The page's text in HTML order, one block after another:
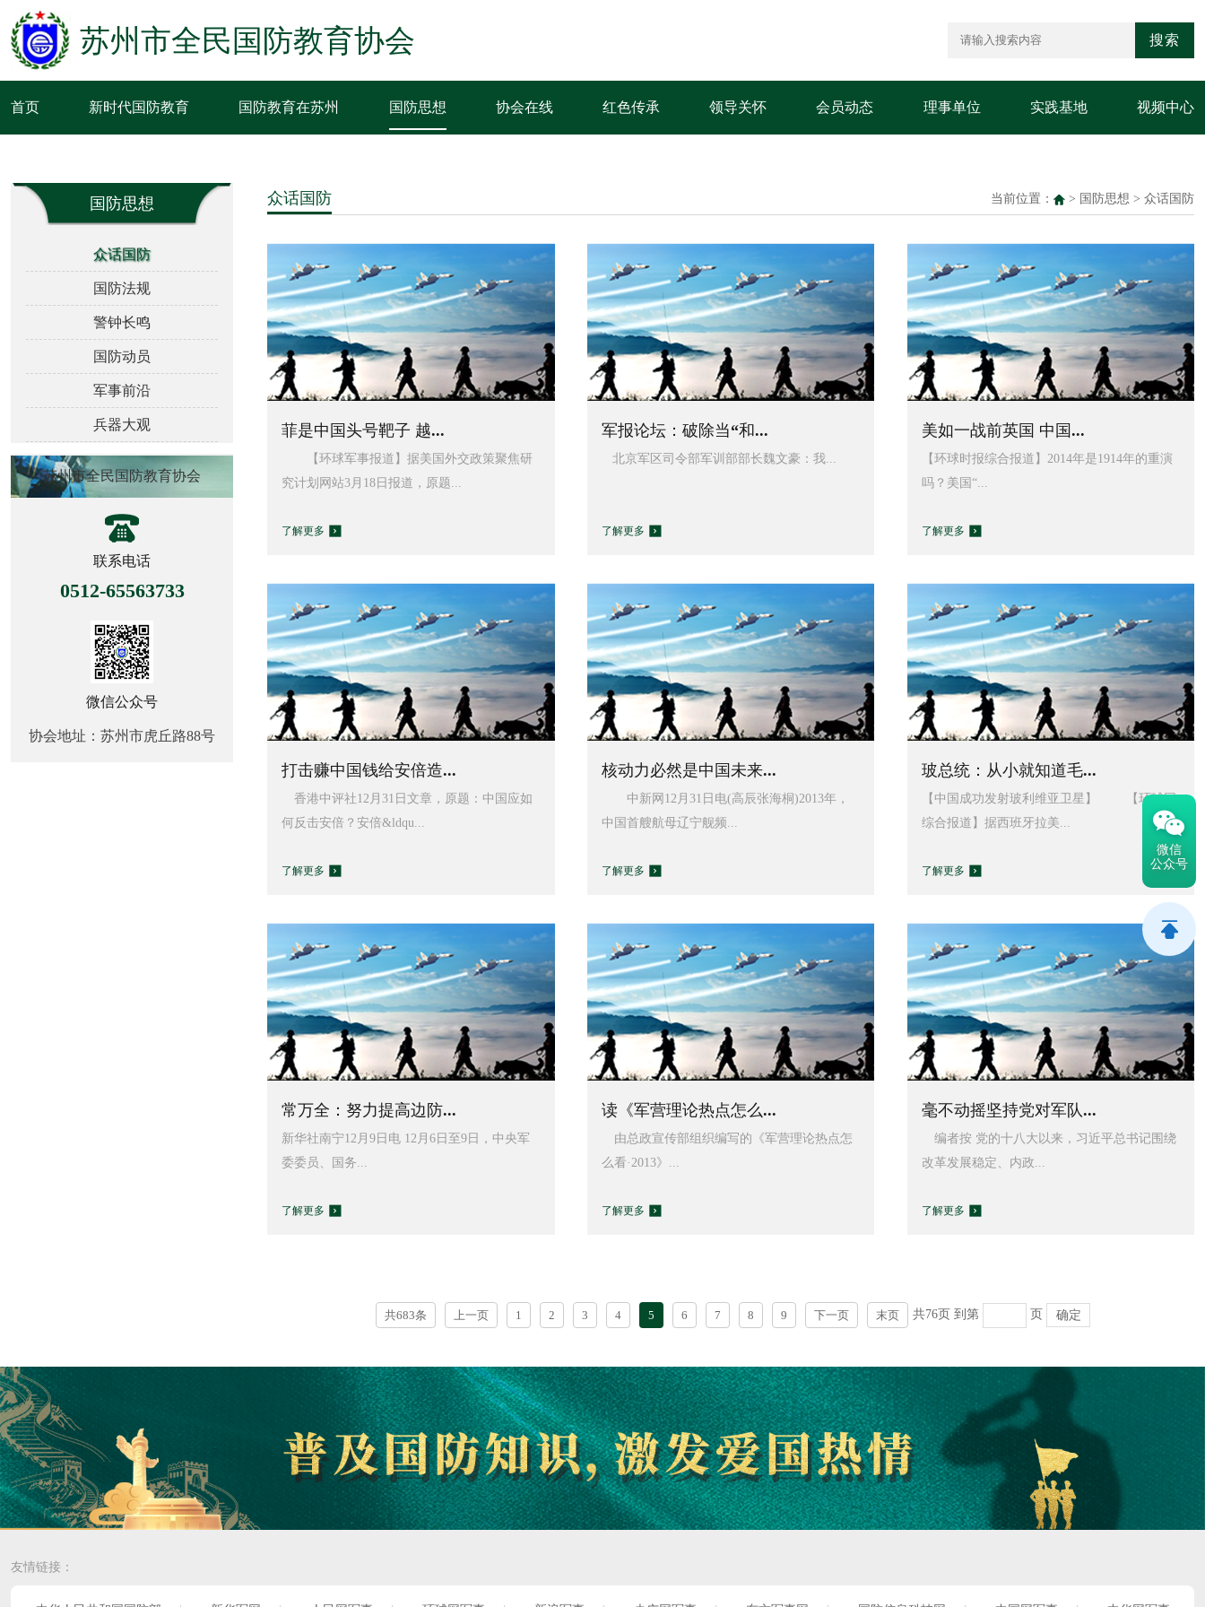
苏州市全民国防教育协会 搜索
首页 新时代国防教育 国防教育在苏州 国防思想 协会在线 红色传承 领导关怀 会员动态 理事单位 实践基地 视频中心
国防思想
众话国防
国防法规
警钟长鸣
国防动员
军事前沿
兵器大观
苏州市全民国防教育协会
联系电话
0512-65563733
微信公众号
协会地址：苏州市虎丘路88号
众话国防 当前位置： > 国防思想 > 众话国防
菲是中国头号靶子 越...
【环球军事报道】据美国外交政策聚焦研
究计划网站3月18日报道，原题...
了解更多
军报论坛：破除当“和...
北京军区司令部军训部部长魏文豪：我...
了解更多
美如一战前英国 中国...
【环球时报综合报道】2014年是1914年的重演
吗？美国“...
了解更多
打击赚中国钱给安倍造...
香港中评社12月31日文章，原题：中国应如
何反击安倍？安倍&ldqu...
了解更多
核动力必然是中国未来...
中新网12月31日电(高辰张海桐)2013年，
中国首艘航母辽宁舰频...
了解更多
玻总统：从小就知道毛...
【中国成功发射玻利维亚卫星】 【环球网
综合报道】据西班牙拉美...
了解更多
常万全：努力提高边防...
新华社南宁12月9日电 12月6日至9日，中央军
委委员、国务...
了解更多
读《军营理论热点怎么...
由总政宣传部组织编写的《军营理论热点怎
么看·2013》...
了解更多
毫不动摇坚持党对军队...
编者按 党的十八大以来，习近平总书记围绕
改革发展稳定、内政...
了解更多
共683条 上一页 1 2 3 4 5 6 7 8 9 下一页 末页 共76页到第 页 确定
友情链接：
微信
公众号